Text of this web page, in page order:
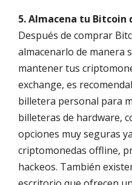
5. Almacena tu Bitcoin
Después de comprar
almacenarlo de manera
mantener tus
exchange, es
billetera personal para
billeteras de hardware,
opciones muy seguras
criptomonedas offline,
hackeos. También